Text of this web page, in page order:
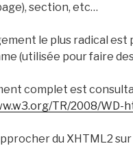
section, etc…
le plus radical
(utilisée pour faire
complet est
TR/2008/WD-
du XHTML2